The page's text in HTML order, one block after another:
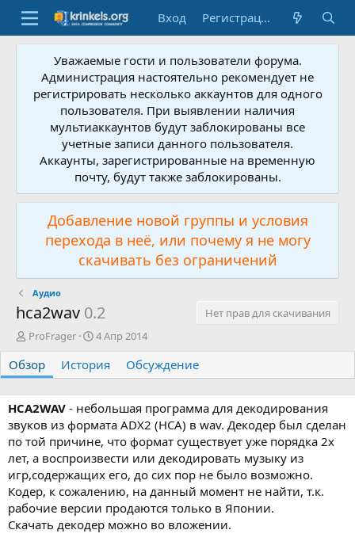
Вход Регистрация
Уважаемые гости и пользователи форума.
Администрация настоятельно рекомендует не
регистрировать несколько аккаунтов для одного
пользователя. При выявлении наличия
мультиаккаунтов будут заблокированы все
учетные записи данного пользователя.
Аккаунты, зарегистрированные на временную
почту, будут также заблокированы.
Добавление новой группы и условия
перехода в неё, или почему я не могу
скачивать без ограничений
Аудио
hca2wav 0.2
Нет прав для скачивания
А
т
о
р
ProFrager
Д
т
а
с
о
з
а
н
и
я
4 Апр 2014
Обзор История Обсуждение
HCA2WAV - небольшая программа для декодирования
звуков из формата ADX2 (HCA) в wav. Декодер был сделан
по той причине, что формат существует уже порядка 2х
лет, а воспроизвести или декодировать музыку из
игр,содержащих его, до сих пор не было возможно.
Кодер, к сожалению, на данный момент не найти, т.к.
рабочие версии продаются только в Японии.
Скачать декодер можно во вложении.